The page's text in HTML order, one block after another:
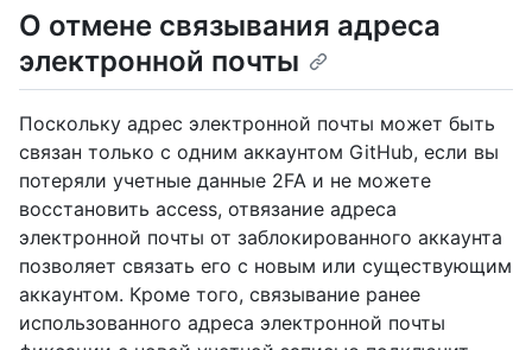
О отмене связывания адреса
электронной почты
Поскольку адрес электронной почты может быть
связан только с одним аккаунтом GitHub, если вы
потеряли учетные данные 2FA и не можете
восстановить access, отвязание адреса
электронной почты от заблокированного аккаунта
позволяет связать его с новым или существующим
аккаунтом. Кроме того, связывание ранее
использованного адреса электронной почты